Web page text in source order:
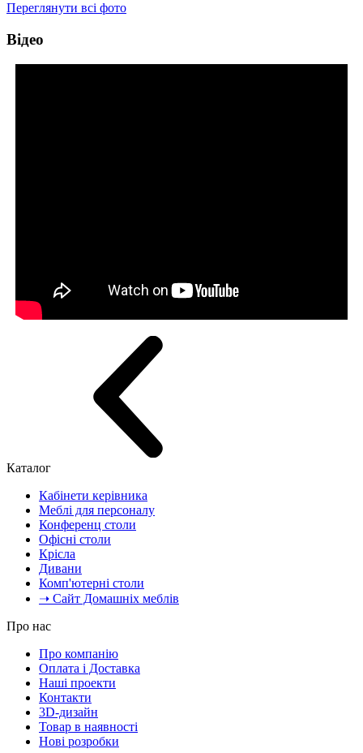
Переглянути всі фото
Відео
Каталог
Кабінети керівника
Меблі для персоналу
Конференц столи
Офісні столи
Крісла
Дивани
Комп'ютерні столи
➝ Сайт Домашніх меблів
Про нас
Про компанію
Оплата і Доставка
Наші проекти
Контакти
3D-дизайн
Товар в наявності
Нові розробки